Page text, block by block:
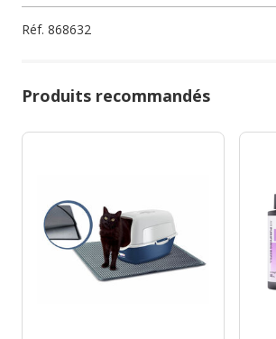
Réf. 868632
Produits recommandés